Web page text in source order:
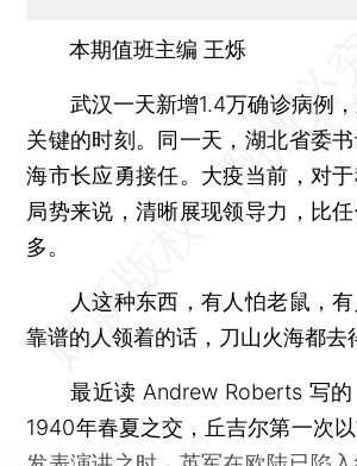
本期值班主编 王烁
武汉一天新增1.4万确诊病例，
关键的时刻。同一天，湖北省委
海市长应勇接任。大疫当前，对
局势来说，清晰展现领导力，比
多。
人这种东西，有人怕老鼠，有
靠谱的人领着的话，刀山火海都去
最近读 Andrew Roberts 写的
1940年春夏之交，丘吉尔第一次